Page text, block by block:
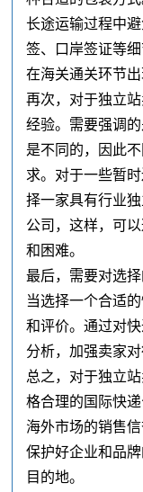
长途运输过程中
签、口岸签证等
在海关通关环节出
再次，对于独立
经验。需要强调
是不同的，因此
求。对于一些暂
择一家具有行业
公司，这样，可
和困难。
最后，需要对选
当选择一个合适
和评价。通过对
分析，加强卖家
总之，对于独立
格合理的国际快
海外市场的销售
保护好企业和品
目的地。